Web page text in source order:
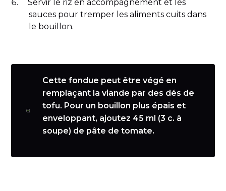
Servir le riz en accompagnement et les
sauces pour tremper les aliments cuits dans
le bouillon.
Cette fondue peut être végé en
remplaçant la viande par des dés de
tofu. Pour un bouillon plus épais et
enveloppant, ajoutez 45 ml (3 c. à
soupe) de pâte de tomate.